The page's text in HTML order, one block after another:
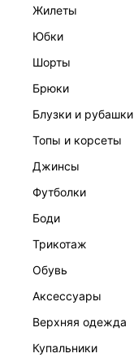
жилеты
юбки
шорты
брюки
блузки и рубашки
топы и корсеты
джинсы
футболки
боди
трикотаж
обувь
аксессуары
верхняя одежда
купальники
5 999 ₽-57% 2 599 ₽